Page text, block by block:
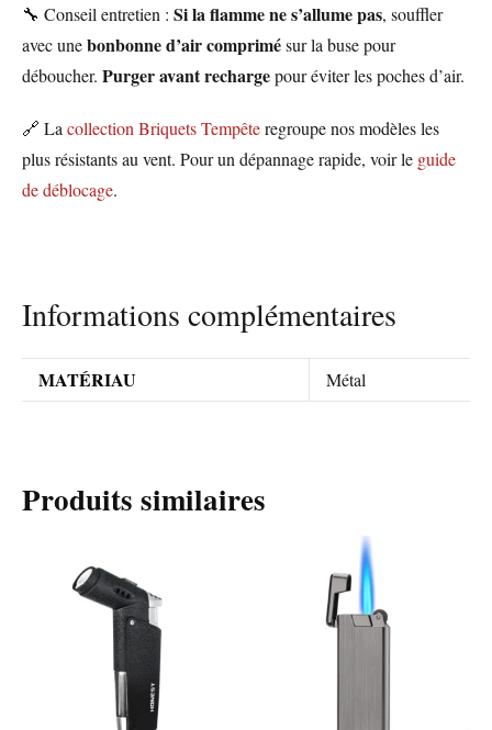
🔧 Conseil entretien : Si la flamme ne s’allume pas, souffler
avec unebonbonne d’air comprimésur la buse pour
déboucher. Purger avant rechargepour éviter les poches d’air.
🔗 La collection Briquets Tempêteregroupe nos modèles les
plus résistants au vent. Pour un dépannage rapide, voir le guide
de déblocage.
Informations complémentaires
MATÉRIAU Métal
Produits similaires